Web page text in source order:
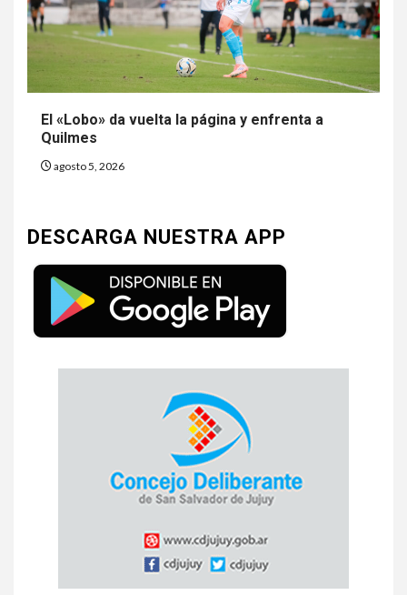
El «Lobo» da vuelta la página y enfrenta a
Quilmes
agosto 5, 2026
DESCARGA NUESTRA APP